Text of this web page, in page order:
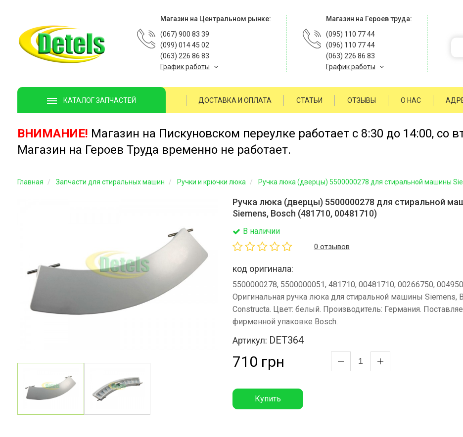
Магазин на Центральном рынке:
(067) 900 83 39
(099) 014 45 02
(063) 226 86 83
График работы
Магазин на Героев труда:
(095) 110 77 44
(096) 110 77 44
(063) 226 86 83
График работы
КАТАЛОГ ЗАПЧАСТЕЙ ДОСТАВКА И ОПЛАТА СТАТЬИ ОТЗЫВЫ О НАС
ВНИМАНИЕ! Магазин на Пискуновском переулке работает с 8:30 до 14:00, со
Магазин на Героев Труда временно не работает.
Главная Запчасти для стиральных машин Ручки и крючки люка Ручка люка (дверцы) 5500000278 для стиральной машины
Ручка люка (дверцы) 5500000278 для стиральной
Siemens, Bosch (481710, 00481710)
В наличии
0 отзывов
код оригинала:
5500000278, 5500000051, 481710, 00481710, 00266750,
Оригинальная ручка люка для стиральной машины Siemens,
Constructa. Цвет: белый. Производитель: Германия.
фирменной упаковке Bosch.
Артикул: DET364
710 грн
Купить